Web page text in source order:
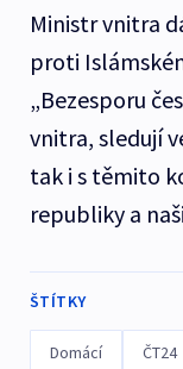
Ministr vnitra
proti
„Bezesporu
vnitra, sledují
tak i s těmito
republiky a
ŠTÍTKY
Domácí ČT24